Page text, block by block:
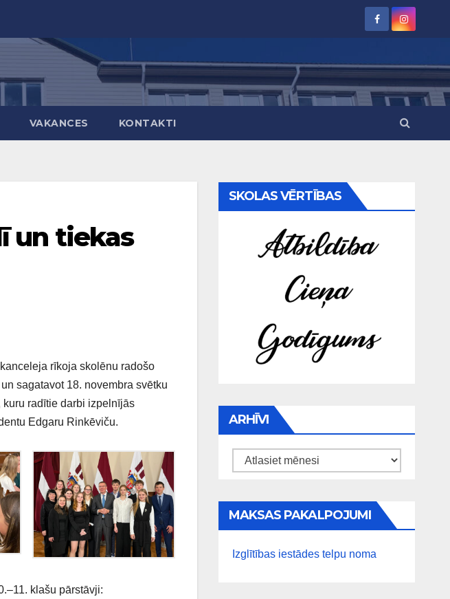
VAKANCES KONTAKTI
un tiekas
rīkoja skolēnu radošo
sagatavot 18. novembra svētku
radītie darbi izpelnījās
Edgaru Rinkēviču.
klašu pārstāvji:
SKOLAS VĒRTĪBAS
ARHĪVI
Arhīvi
MAKSAS PAKALPOJUMI
Izglītības iestādes telpu noma